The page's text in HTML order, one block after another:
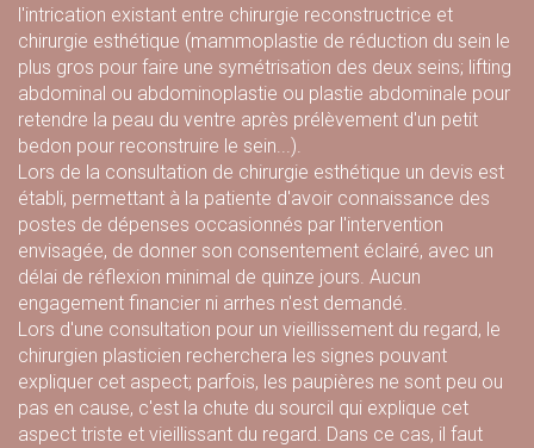
l'intrication existant entre chirurgie reconstructrice et
chirurgie esthétique (mammoplastie de réduction du sein le
plus gros pour faire une symétrisation des deux seins; lifting
abdominal ou abdominoplastie ou plastie abdominale pour
retendre la peau du ventre après prélèvement d'un petit
bedon pour reconstruire le sein...).
Lors de la consultation de chirurgie esthétique un devis est
établi, permettant à la patiente d'avoir connaissance des
postes de dépenses occasionnés par l'intervention
envisagée, de donner son consentement éclairé, avec un
délai de réflexion minimal de quinze jours. Aucun
engagement financier ni arrhes n'est demandé.
Lors d'une consultation pour un vieillissement du regard, le
chirurgien plasticien recherchera les signes pouvant
expliquer cet aspect; parfois, les paupières ne sont peu ou
pas en cause, c'est la chute du sourcil qui explique cet
aspect triste et vieillissant du regard. Dans ce cas, il faut